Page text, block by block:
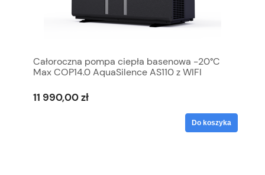
Całoroczna pompa ciepła basenowa -20°C
Max COP14.0 AquaSilence AS110 z WIFI
11 990,00 zł
Do koszyka